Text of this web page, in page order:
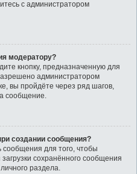
с администратором
модератору?
кнопку, предназначенную для
администратором
вы пройдёте через ряд шагов,
сообщение.
создании сообщения?
сообщения для того, чтобы
сохранённого сообщения
раздела.